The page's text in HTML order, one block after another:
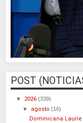
POST
▼ 2026 (339)
▼ agosto(16)
Dominicana Laurie